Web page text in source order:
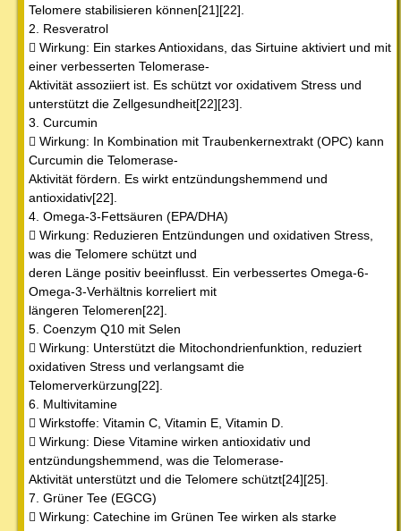
Telomere stabilisieren können[21][22].
2. Resveratrol
 Wirkung: Ein starkes Antioxidans, das Sirtuine aktiviert und mit
einer verbesserten Telomerase-
Aktivität assoziiert ist. Es schützt vor oxidativem Stress und
unterstützt die Zellgesundheit[22][23].
3. Curcumin
 Wirkung: In Kombination mit Traubenkernextrakt (OPC) kann
Curcumin die Telomerase-
Aktivität fördern. Es wirkt entzündungshemmend und
antioxidativ[22].
4. Omega-3-Fettsäuren (EPA/DHA)
 Wirkung: Reduzieren Entzündungen und oxidativen Stress,
was die Telomere schützt und
deren Länge positiv beeinflusst. Ein verbessertes Omega-6-
Omega-3-Verhältnis korreliert mit
längeren Telomeren[22].
5. Coenzym Q10 mit Selen
 Wirkung: Unterstützt die Mitochondrienfunktion, reduziert
oxidativen Stress und verlangsamt die
Telomerverkürzung[22].
6. Multivitamine
 Wirkstoffe: Vitamin C, Vitamin E, Vitamin D.
 Wirkung: Diese Vitamine wirken antioxidativ und
entzündungshemmend, was die Telomerase-
Aktivität unterstützt und die Telomere schützt[24][25].
7. Grüner Tee (EGCG)
 Wirkung: Catechine im Grünen Tee wirken als starke